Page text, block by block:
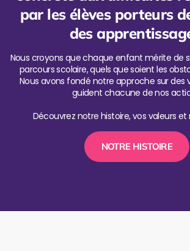
par les élèves porteurs
des
Nous croyons que chaque enfant mérite de
parcours scolaire, quels que soient les
Nous avons fondé notre approche sur des
guident chacune de nos
Découvrez notre histoire, vos valeurs
NOTRE HISTOIRE